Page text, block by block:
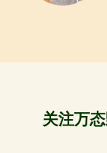
关注万